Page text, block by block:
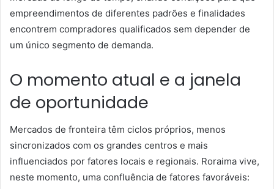
empreendimentos de diferentes padrões e finalidades
encontrem compradores qualificados sem depender de
um único segmento de demanda.
O momento atual e a janela
de oportunidade
Mercados de fronteira têm ciclos próprios, menos
sincronizados com os grandes centros e mais
influenciados por fatores locais e regionais. Roraima vive,
neste momento, uma confluência de fatores favoráveis: